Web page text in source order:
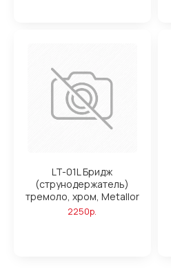
LT-01L Бридж
(струнодержатель)
тремоло, хром, Metallor
2250р.